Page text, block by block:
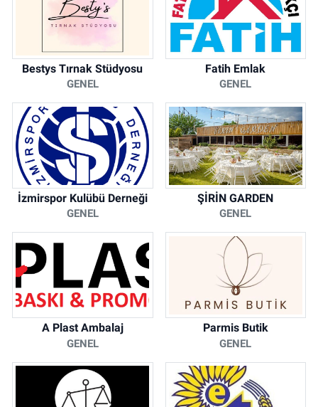
Bestys Tırnak Stüdyosu
GENEL
Fatih Emlak
GENEL
İzmirspor Kulübü Derneği
GENEL
ŞİRİN GARDEN
GENEL
A Plast Ambalaj
GENEL
Parmis Butik
GENEL